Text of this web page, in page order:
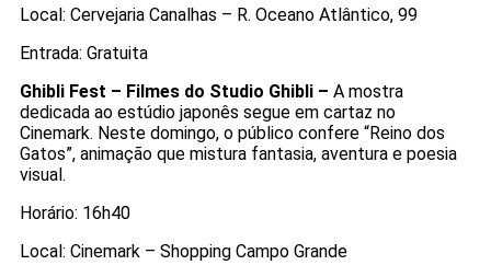
Local: Cervejaria Canalhas – R. Oceano Atlântico, 99
Entrada: Gratuita
Ghibli Fest – Filmes do Studio Ghibli – A mostra
dedicada ao estúdio japonês segue em cartaz no
Cinemark. Neste domingo, o público confere “Reino dos
Gatos”, animação que mistura fantasia, aventura e poesia
visual.
Horário: 16h40
Local: Cinemark – Shopping Campo Grande